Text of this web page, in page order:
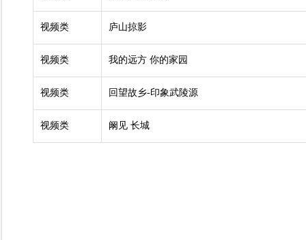
视频类 庐山掠影
视频类 我的远方 你的家园
视频类 回望故乡-印象武陵源
视频类 阚见 长城